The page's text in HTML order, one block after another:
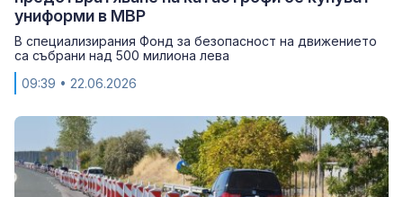
униформи в МВР
В специализирания Фонд за безопасност на движението
са събрани над 500 милиона лева
09:39 • 22.06.2026